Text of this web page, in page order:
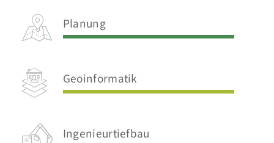
Planung
Geoinformatik
Ingenieurtiefbau